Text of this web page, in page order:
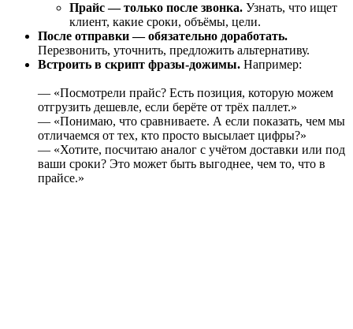
Прайс — только после звонка. Узнать, что ищет
клиент, какие сроки, объёмы, цели.
После отправки — обязательно доработать.
Перезвонить, уточнить, предложить альтернативу.
Встроить в скрипт фразы-дожимы. Например:
— «Посмотрели прайс? Есть позиция, которую можем
отгрузить дешевле, если берёте от трёх паллет.»
— «Понимаю, что сравниваете. А если показать, чем мы
отличаемся от тех, кто просто высылает цифры?»
— «Хотите, посчитаю аналог с учётом доставки или под
ваши сроки? Это может быть выгоднее, чем то, что в
прайсе.»